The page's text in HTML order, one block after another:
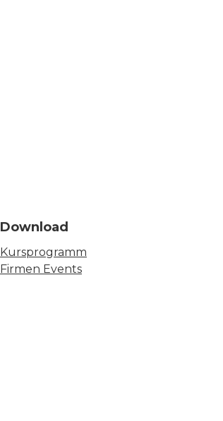
Download
Kursprogramm
Firmen Events